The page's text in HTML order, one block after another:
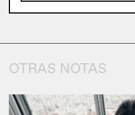
OTRAS NOTAS